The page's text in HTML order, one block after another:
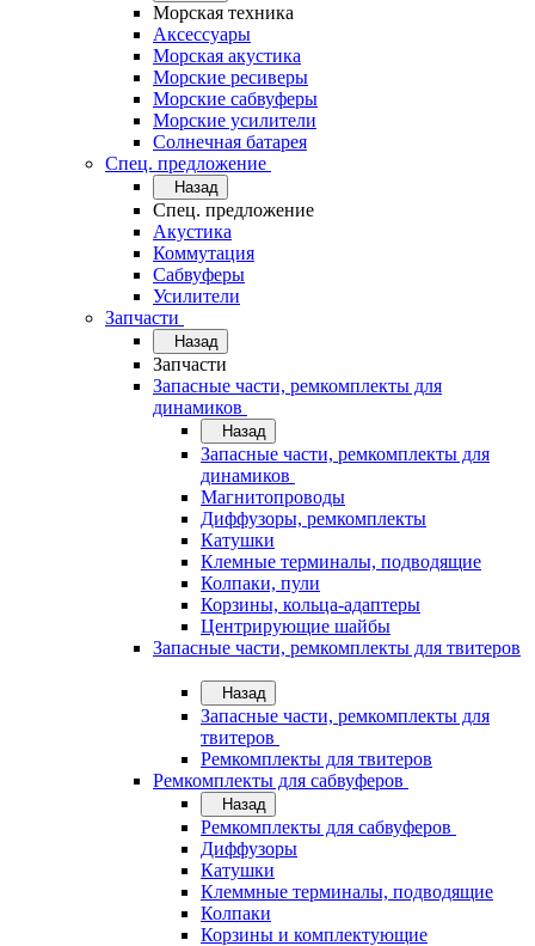
Морская техника
Аксессуары
Морская акустика
Морские ресиверы
Морские сабвуферы
Морские усилители
Солнечная батарея
Спец. предложение
Назад
Спец. предложение
Акустика
Коммутация
Сабвуферы
Усилители
Запчасти
Назад
Запчасти
Запасные части, ремкомплекты для
динамиков
Назад
Запасные части, ремкомплекты для
динамиков
Магнитопроводы
Диффузоры, ремкомплекты
Катушки
Клемные терминалы, подводящие
Колпаки, пули
Корзины, кольца-адаптеры
Центрирующие шайбы
Запасные части, ремкомплекты для твитеров
Назад
Запасные части, ремкомплекты для
твитеров
Ремкомплекты для твитеров
Ремкомплекты для сабвуферов
Назад
Ремкомплекты для сабвуферов
Диффузоры
Катушки
Клеммные терминалы, подводящие
Колпаки
Корзины и комплектующие